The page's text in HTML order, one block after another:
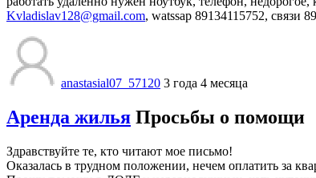
Kvladislav128@gmail.com, watssap 89134115752, связи
anastasial07_57120 3 года 4 месяца
Аренда жилья Просьбы о помощи
Здравствуйте те, кто читают мое письмо!
Оказалась в трудном положении, нечем оплатить за